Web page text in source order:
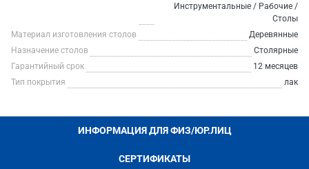
Инструментальные / Рабочие /
Столы
Материал изготовления столов
Деревянные
Назначение столов
Столярные
Гарантийный срок
12 месяцев
Тип покрытия
лак
ИНФОРМАЦИЯ ДЛЯ ФИЗ/ЮР.ЛИЦ
СЕРТИФИКАТЫ